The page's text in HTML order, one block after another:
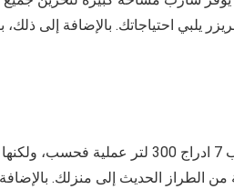
يلبي احتياجاتك. بالإضافة إلى
لا يعتبر ديب فريزر شارب 7 ادراج
الطراز الحديث إلى منزلك.